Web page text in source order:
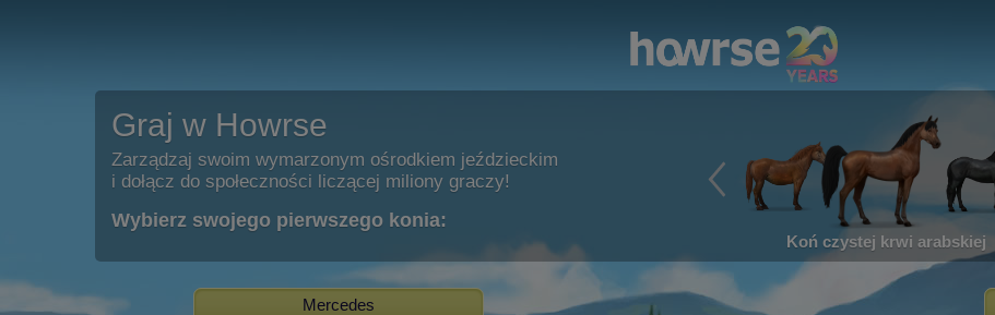
Graj w Howrse
Zarządzaj swoim wymarzonym ośrodkiem jeździeckim
i dołącz do społeczności liczącej miliony graczy!
Wybierz swojego pierwszego konia:
Koń czystej krwi arabskiej
Mercedes